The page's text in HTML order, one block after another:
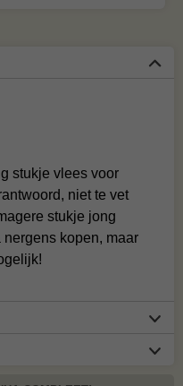
stukje vlees voor
niet te vet
stukje jong
kopen, maar